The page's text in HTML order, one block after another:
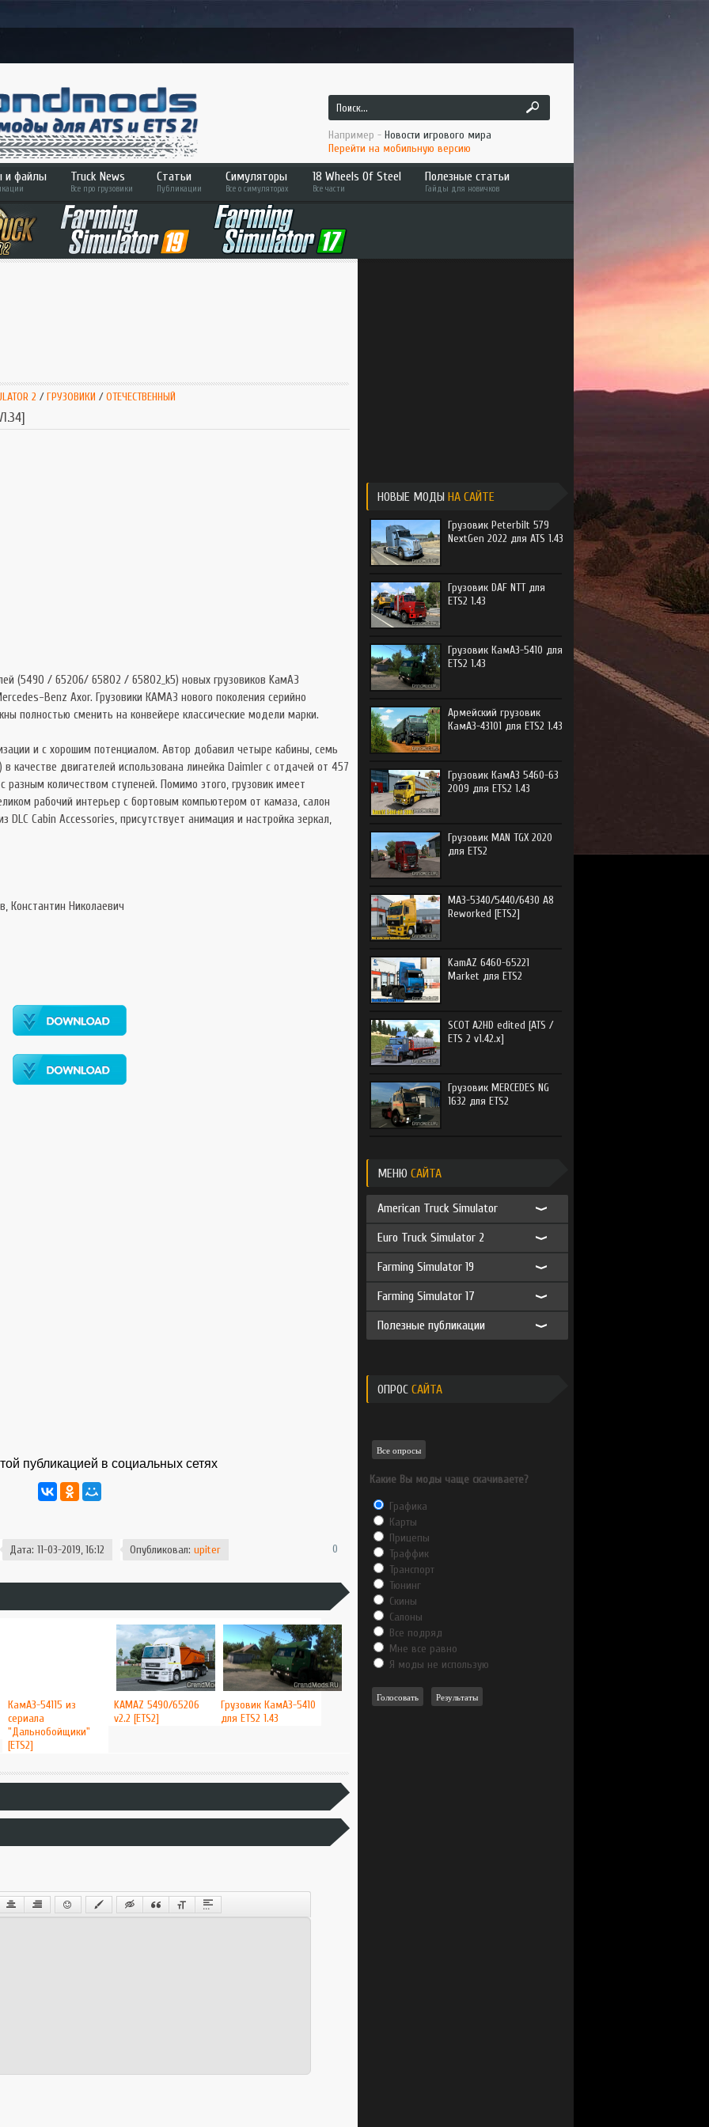
Например - Новости игрового мира
Перейти на мобильную версию
и файлы Truck News
Все про грузовики
Статьи
Публикации
Симуляторы
Все о симуляторах
ATS
Bus Simulator
Симуляторы
18 Wheels Of Steel
Все части
Hard Truck
Across America
Extreme Trucker 2
Полезные статьи
Гайды для новичков
2 /ГРУЗОВИКИ /ОТЕЧЕСТВЕННЫЙ
(5490 / 65206/ 65802 / 65802_k5) новых грузовиков KaмАЗ
Benz Axor. Грузовики КАМАЗ нового поколения серийно
полностью сменить на конвейере классические модели марки.
и с хорошим потенциалом. Автор добавил четыре кабины, семь
качестве двигателей использована линейка Daimler с отдачей от 457
количеством ступеней. Помимо этого, грузовик имеет
рабочий интерьер с бортовым компьютером от камаза, салон
DLC Cabin Accessories, присутствует анимация и настройка зеркал,
Константин Николаевич
публикацией в социальных сетях
Дата: 11-03-2019, 16:12 Опубликовал: upiter 0
КамАЗ-54115 из
сериала
"Дальнобойщики"
[ETS2]
KAMAZ 5490/65206
v2.2 [ETS2]
Грузовик КамАЗ-5410
для ETS2 1.43
НОВЫЕ МОДЫ НА САЙТЕ
Грузовик Peterbilt 579
NextGen 2022 для ATS 1.43
Грузовик DAF NTT для
ETS2 1.43
Грузовик КамАЗ-5410 для
ETS2 1.43
Армейский грузовик
КамАЗ-43101 для ETS2 1.43
Грузовик КамАЗ 5460-63
2009 для ETS2 1.43
Грузовик MAN TGX 2020
для ETS2
МАЗ-5340/5440/6430 А8
Reworked [ETS2]
KamAZ 6460-65221
Market для ETS2
SCOT A2HD edited [ATS /
ETS 2 v1.42.x]
Грузовик MERCEDES NG
1632 для ETS2
МЕНЮ САЙТА
American Truck Simulator
Euro Truck Simulator 2
Farming Simulator 19
Farming Simulator 17
Полезные публикации
ОПРОС САЙТА
Все опросы
Какие Вы моды чаще скачиваете?
Графика
Карты
Прицепы
Траффик
Транспорт
Тюнинг
Скины
Салоны
Все подряд
Мне все равно
Я моды не использую
Голосовать Результаты